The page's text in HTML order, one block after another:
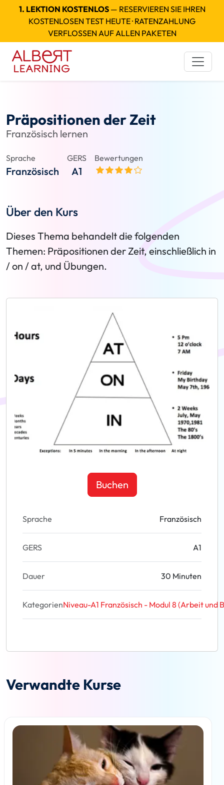
1. LEKTION KOSTENLOS— RESERVIEREN SIE IHREN
KOSTENLOSEN TEST HEUTE · RATENZAHLUNG
VERFLOSSEN AUF ALLEN PAKETEN
Präpositionen der Zeit
Französisch lernen
Sprache
Französisch
GERS
A1
Bewertungen
Über den Kurs
Dieses Thema behandelt die folgenden
Themen: Präpositionen der Zeit, einschließlich in
/ on / at, und Übungen.
Buchen
Sprache Französisch
GERS A1
Dauer 30 Minuten
KategorienNiveau-A1 Französisch - Modul 8 (Arbeit und
Verwandte Kurse